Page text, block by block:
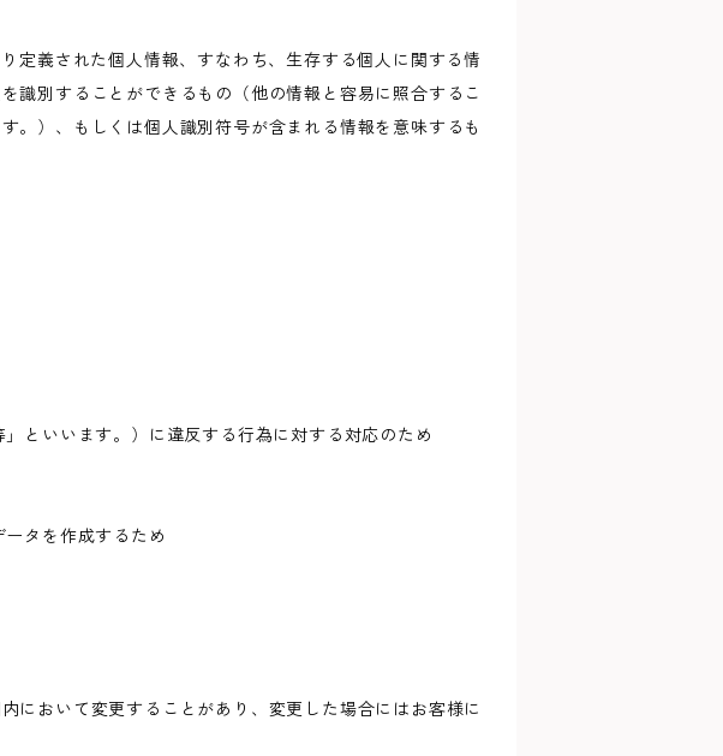
定義された個人情報、すなわち、生存する個人に関する情
識別することができるもの（他の情報と容易に照合するこ
。）、もしくは個人識別符号が含まれる情報を意味するも
といいます。）に違反する行為に対する対応のため
タを作成するため
において変更することがあり、変更した場合にはお客様に